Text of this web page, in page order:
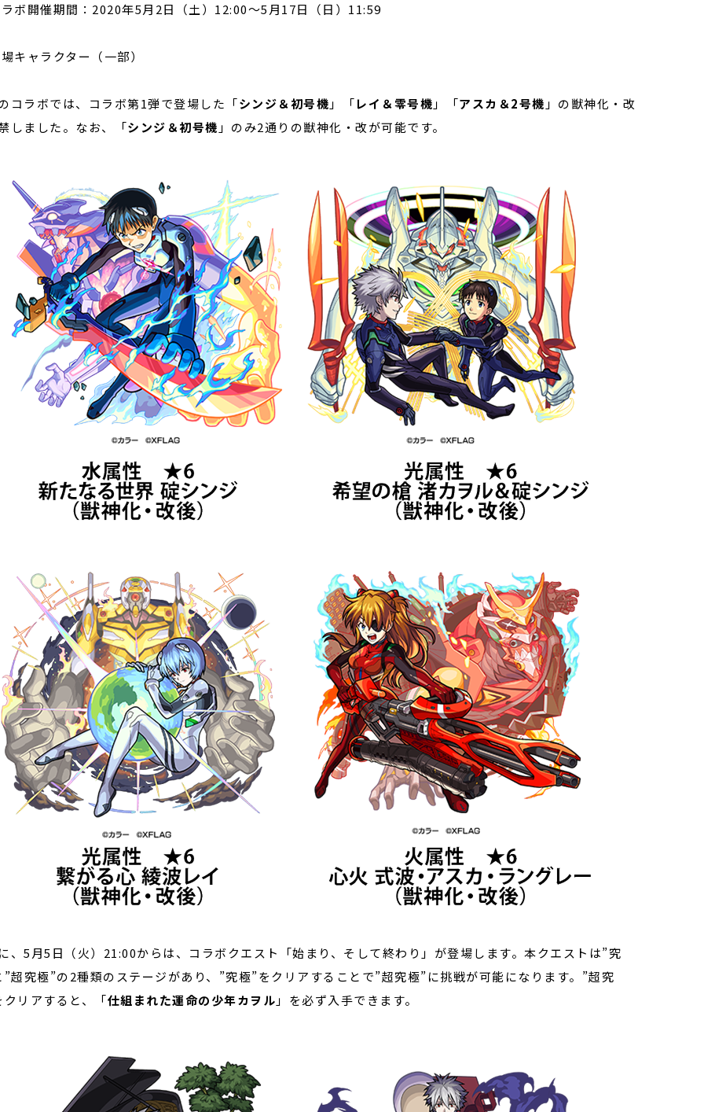
ボ開催期間：2020年5月2日（土）12:00～5月17日（日）11:59
キャラクター（一部）
コラボでは、コラボ第1弾で登場した「シンジ＆初号機 」「レイ＆零号機 」「アスカ＆2号機 」の獣神化・改
しました。なお、「シンジ＆初号機 」のみ2通りの獣神化・改が可能です。
、5月5日（火）21:00からは、コラボクエスト「始まり、そして終わり」が登場します。本クエストは”究
”超究極”の2種類のステージがあり、”究極”をクリアすることで”超究極”に挑戦が可能になります。”超究
クリアすると、「仕組まれた運命の少年カヲル 」を必ず入手できます。